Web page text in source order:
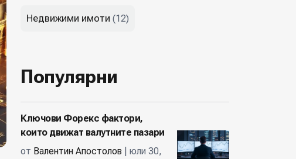
Недвижими имоти (12)
Популярни
Ключови Форекс фактори,
които движат валутните пазари
от Валентин Апостолов | юли 30,